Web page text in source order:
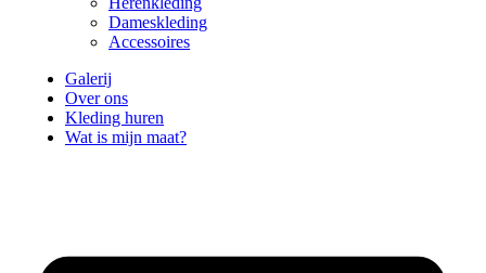
Dameskleding
Accessoires
Galerij
Over ons
Kleding huren
Wat is mijn maat?